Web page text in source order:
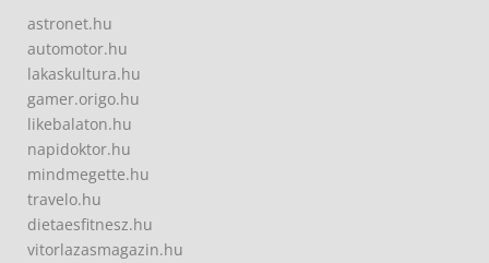
astronet.hu
automotor.hu
lakaskultura.hu
gamer.origo.hu
likebalaton.hu
napidoktor.hu
mindmegette.hu
travelo.hu
dietaesfitnesz.hu
vitorlazasmagazin.hu